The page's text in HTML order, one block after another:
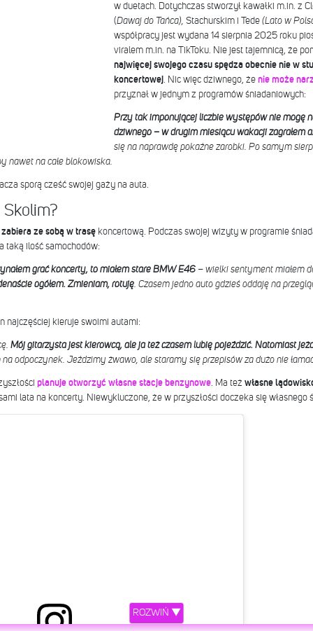
w duetach. Dotychczas stworzył kawałki m.in. z
(Dawaj do Tańca), Stachurskim i Tede (Lato w
współpracy jest wydana 14 sierpnia 2025 roku
viralem m.in. na TikToku. Nie jest tajemnicą, że
najwięcej swojego czasu spędza obecnie nie w
koncertowej . Nic więc dziwnego, że nie może
przyznał w jednym z programów śniadaniowych:
Przy tak imponującej liczbie występów nie mogę
dziwnego – w drugim miesiącu wakacji zagrałem
się na naprawdę pokaźne zarobki. Po samym
nawet na całe blokowiska.
sporą cześć swojej gaży na auta.
ze sobą w trasękoncertową. Podczas swojej wizyty w programie
taką ilość samochodów:
grać koncerty, to miałem stare BMW E46– wielki sentyment miałem
ogółem. Zmieniam, rotuję. Czasem jedno auto gdzieś oddaję na
najczęściej kieruje swoimi autami:
Mój gitarzysta jest kierowcą, ale ja też czasem lubię pojeździć. Natomiast
odpoczynek. Jeździmy żwawo, ale staramy się przepisów za dużo nie
planuje otworzyć własne stacje benzynowe. Ma też własne
lata na koncerty. Niewykluczone, że w przyszłości doczeka się własnego
ROZWIŃ ▼